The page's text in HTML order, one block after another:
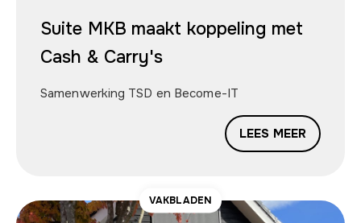
Suite MKB maakt koppeling met
Cash & Carry's
Samenwerking TSD en Become-IT
LEES MEER
VAKBLADEN